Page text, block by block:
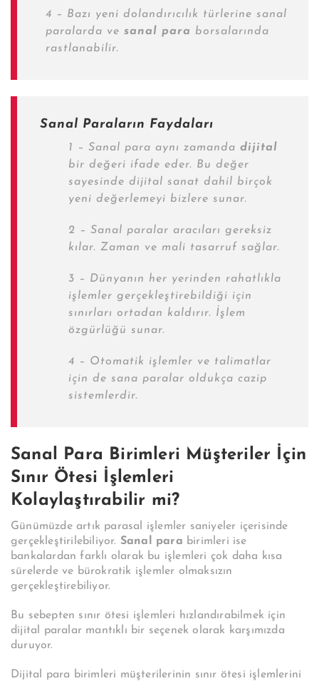
4 – Bazı yeni dolandırıcılık türlerine sanal
paralarda ve sanal para borsalarında
rastlanabilir.
Sanal Paraların Faydaları
1 – Sanal para aynı zamanda dijital
bir değeri ifade eder. Bu değer
sayesinde dijital sanat dahil birçok
yeni değerlemeyi bizlere sunar.
2 – Sanal paralar aracıları gereksiz
kılar. Zaman ve mali tasarruf sağlar.
3 – Dünyanın her yerinden rahatlıkla
işlemler gerçekleştirebildiği için
sınırları ortadan kaldırır. İşlem
özgürlüğü sunar.
4 – Otomatik işlemler ve talimatlar
için de sana paralar oldukça cazip
sistemlerdir.
Sanal Para Birimleri Müşteriler İçin
Sınır Ötesi İşlemleri
Kolaylaştırabilir mi?
Günümüzde artık parasal işlemler saniyeler içerisinde
gerçekleştirilebiliyor. Sanal para birimleri ise
bankalardan farklı olarak bu işlemleri çok daha kısa
sürelerde ve bürokratik işlemler olmaksızın
gerçekleştirebiliyor.
Bu sebepten sınır ötesi işlemleri hızlandırabilmek için
dijital paralar mantıklı bir seçenek olarak karşımızda
duruyor.
Dijital para birimleri müşterilerinin sınır ötesi işlemlerini